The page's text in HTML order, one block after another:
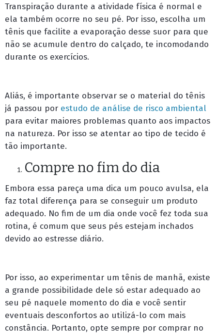
Transpiração durante a atividade física é normal e
ela também ocorre no seu pé. Por isso, escolha um
tênis que facilite a evaporação desse suor para que
não se acumule dentro do calçado, te incomodando
durante os exercícios.
Aliás, é importante observar se o material do tênis
já passou por estudo de análise de risco ambiental
para evitar maiores problemas quanto aos impactos
na natureza. Por isso se atentar ao tipo de tecido é
tão importante.
Compre no fim do dia
Embora essa pareça uma dica um pouco avulsa, ela
faz total diferença para se conseguir um produto
adequado. No fim de um dia onde você fez toda sua
rotina, é comum que seus pés estejam inchados
devido ao estresse diário.
Por isso, ao experimentar um tênis de manhã, existe
a grande possibilidade dele só estar adequado ao
seu pé naquele momento do dia e você sentir
eventuais desconfortos ao utilizá-lo com mais
constância. Portanto, opte sempre por comprar no